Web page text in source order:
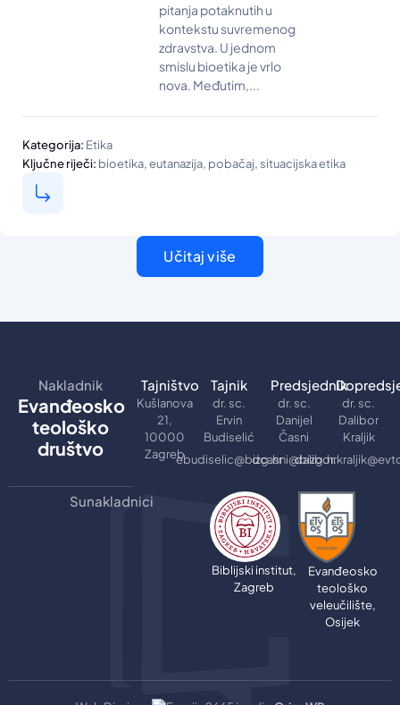
pitanja potaknutih u
kontekstu suvremenog
zdravstva. U jednom
smislu bioetika je vrlo
nova. Međutim,...
Kategorija: Etika
Ključne riječi: bioetika,eutanazija, pobačaj,situacijska etika
Učitaj više
Nakladnik
Evanđeosko
teološko
društvo
Tajništvo
Kušlanova
21,
10000
Zagreb
Tajnik
dr. sc.
Ervin
Budiselić
ebudiselic@bizg.hr
Predsjednik
dr. sc.
Danijel
Časni
dcasni@bizg.hr
dr. sc.
Dalibor
Kraljik
Sunakladnici
Biblijski institut,
Zagreb
Evanđeosko
teološko
veleučilište,
Osijek